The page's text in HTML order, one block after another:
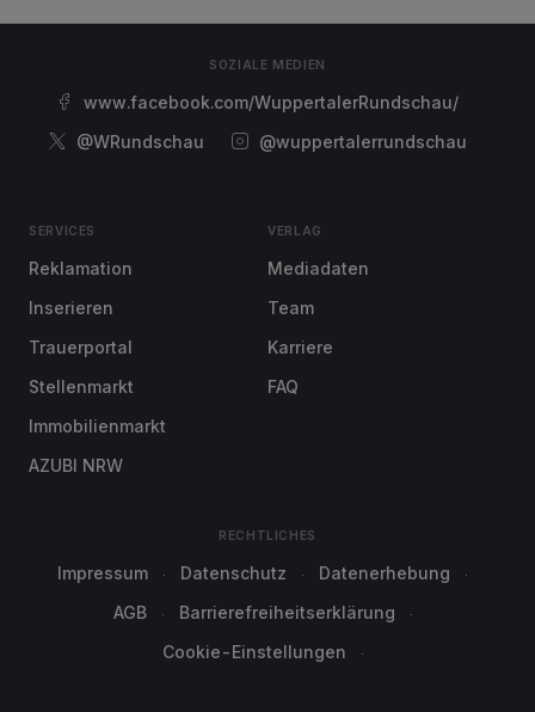
SOZIALE MEDIEN
www.facebook.com/WuppertalerRundschau/
@WRundschau
@wuppertalerrundschau
SERVICES
Reklamation
Inserieren
Trauerportal
Stellenmarkt
Immobilienmarkt
AZUBI NRW
VERLAG
Mediadaten
Team
Karriere
FAQ
RECHTLICHES
Impressum Datenschutz
Datenerhebung
AGB
Barrierefreiheitserklärung
Cookie-Einstellungen